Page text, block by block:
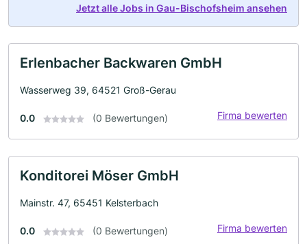
Jetzt alle Jobs in Gau-Bischofsheim ansehen
Erlenbacher Backwaren GmbH
Wasserweg 39, 64521 Groß-Gerau
0.0 (0 Bewertungen) Firma bewerten
Konditorei Möser GmbH
Mainstr. 47, 65451 Kelsterbach
0.0 (0 Bewertungen) Firma bewerten